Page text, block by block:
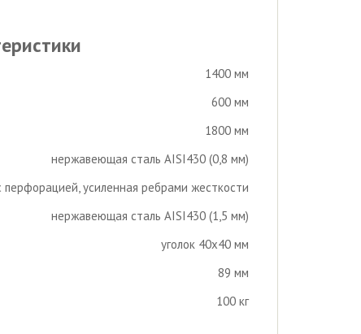
1400 мм
600 мм
1800 мм
нержавеющая сталь AISI430 (0,8 мм)
перфорацией, усиленная ребрами жесткости
нержавеющая сталь AISI430 (1,5 мм)
уголок 40х40 мм
89 мм
100 кг